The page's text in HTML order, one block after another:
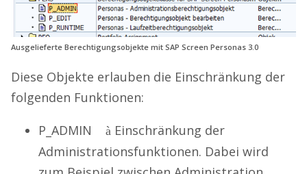
Ausgelieferte Berechtigungsobjekte mit SAP Screen Personas 3.0
Diese Objekte erlauben die Einschränkung der
folgenden Funktionen:
P_ADMIN à Einschränkung der
Administrationsfunktionen. Dabei wird